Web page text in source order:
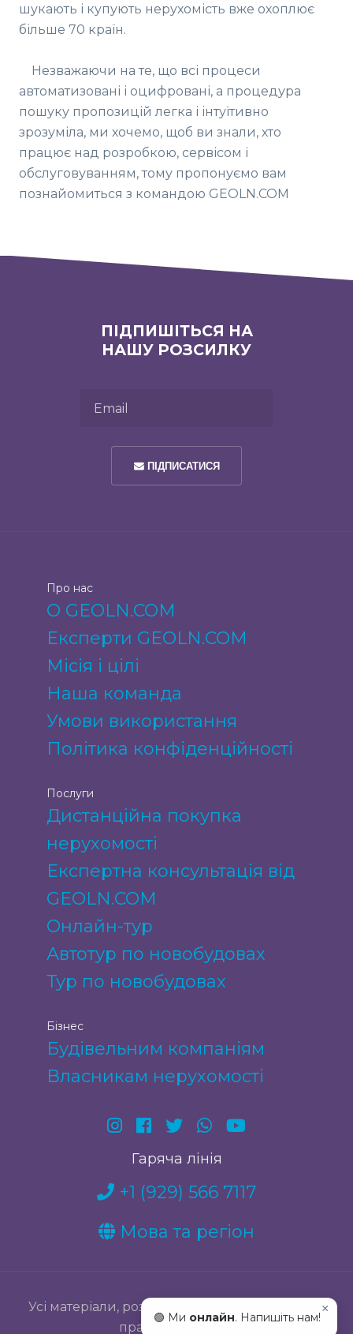
шукають і купують нерухомість вже охоплює
більше 70 країн.
Незважаючи на те, що всі процеси
автоматизовані і оцифровані, а процедура
пошуку пропозицій легка і інтуїтивно
зрозуміла, ми хочемо, щоб ви знали, хто
працює над розробкою, сервісом і
обслуговуванням, тому пропонуємо вам
познайомиться з командою GEOLN.COM
ПІДПИШІТЬСЯ НА
НАШУ РОЗСИЛКУ
ПІДПИСАТИСЯ
Про нас
О GEOLN.COM
Експерти GEOLN.COM
Місія і цілі
Наша команда
Умови використання
Політика конфіденційності
Послуги
Дистанційна покупка
нерухомості
Експертна консультація від
GEOLN.COM
Онлайн-тур
Автотур по новобудовах
Тур по новобудовах
Бізнес
Будівельним компаніям
Власникам нерухомості
Гаряча лінія
+1 (929) 566 7117
Мова та регіон
Усі матеріали, розміщені на сайті, належать їх
правовласникам.
🟢 Ми онлайн. Напишіть нам!
×